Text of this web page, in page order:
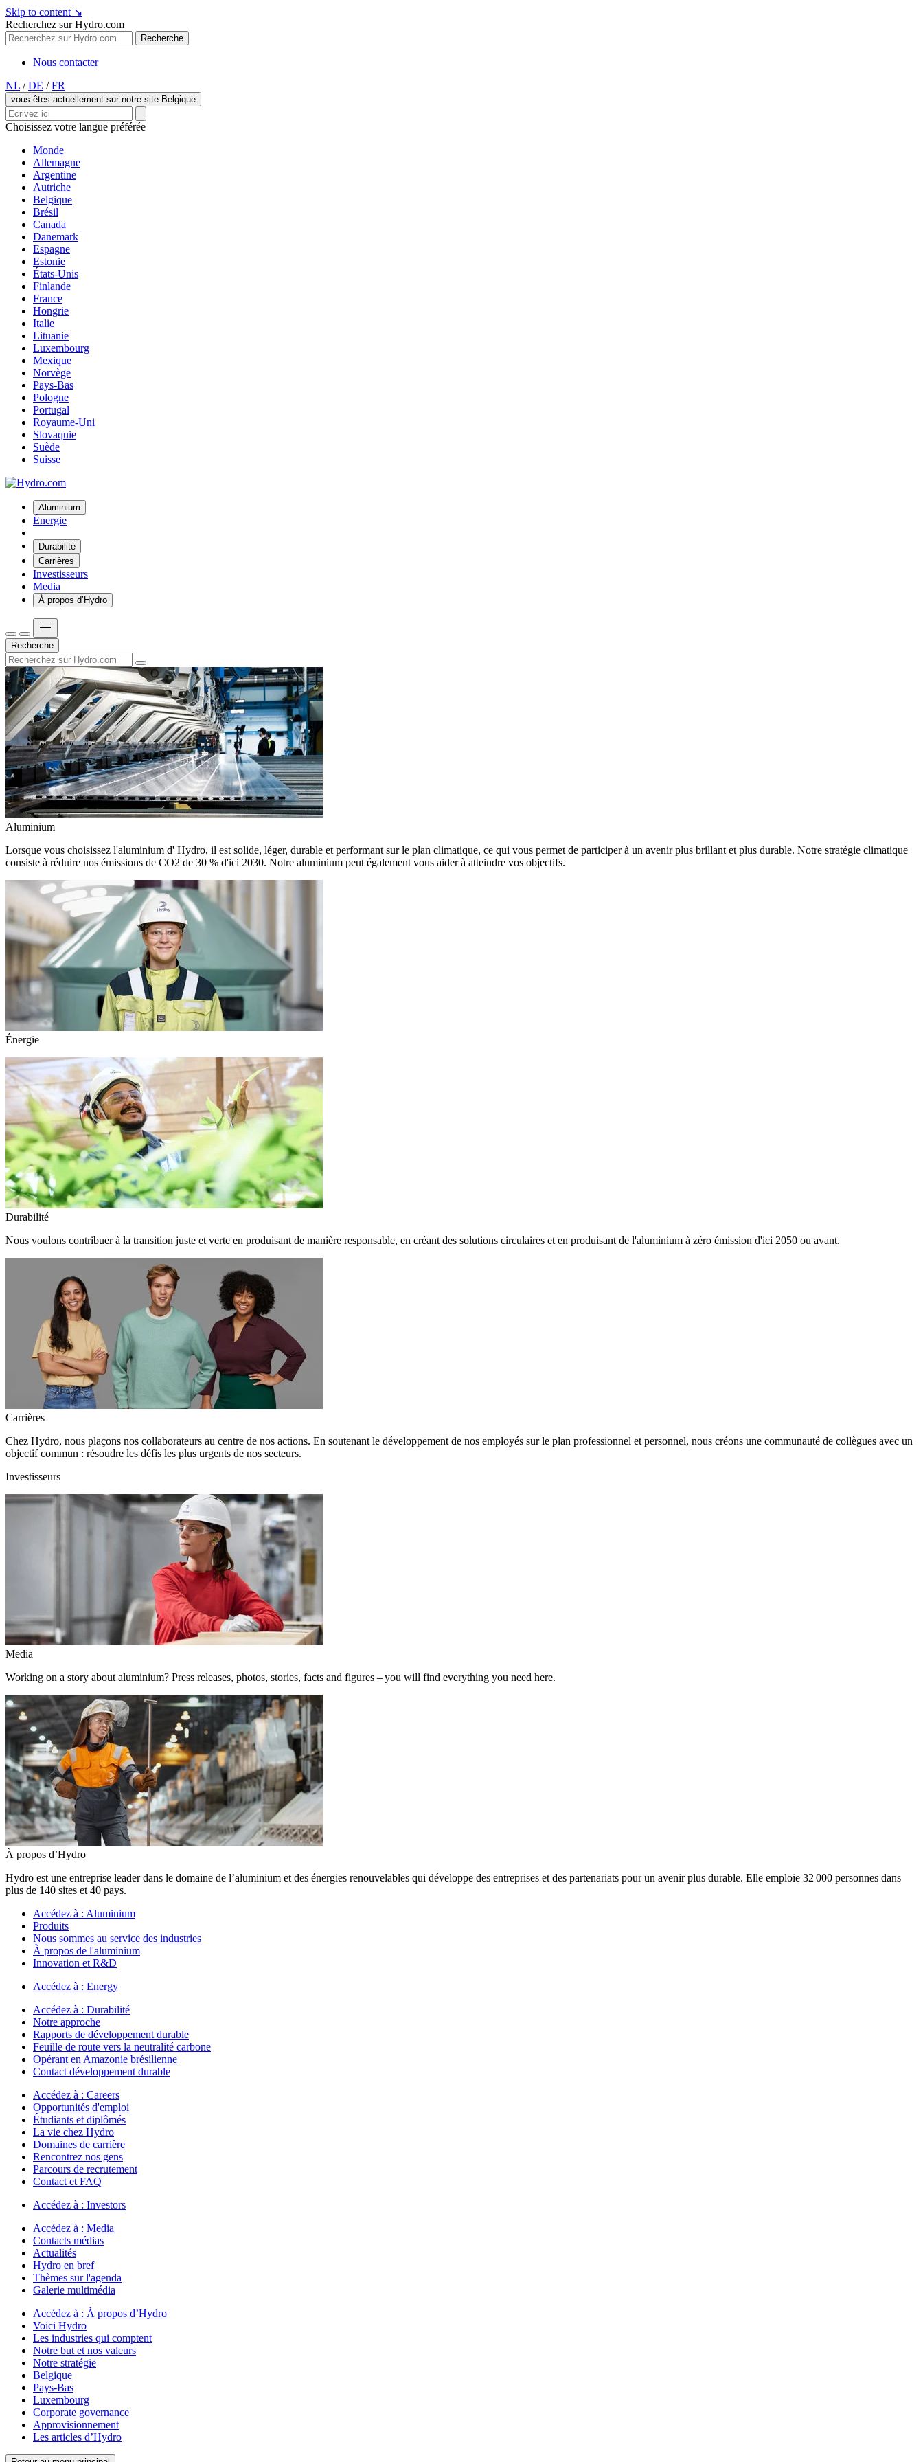
Skip to content ↘
Recherchez sur Hydro.com
Recherche
Nous contacter
NL / DE / FR
vous êtes actuellement sur notre site Belgique
Choisissez votre langue préférée
Monde
Allemagne
Argentine
Autriche
Belgique
Brésil
Canada
Danemark
Espagne
Estonie
États-Unis
Finlande
France
Hongrie
Italie
Lituanie
Luxembourg
Mexique
Norvège
Pays-Bas
Pologne
Portugal
Royaume-Uni
Slovaquie
Suède
Suisse
Aluminium
Énergie
Durabilité
Carrières
Investisseurs
Media
À propos d’Hydro
Recherche
Aluminium
Lorsque vous choisissez l'aluminium d' Hydro, il est solide, léger, durable et performant sur le plan climatique, ce qui vous permet de participer à un avenir plus brillant et plus durable. Notre stratégie climatique
consiste à réduire nos émissions de CO2 de 30 % d'ici 2030. Notre aluminium peut également vous aider à atteindre vos objectifs.
Énergie
Durabilité
Nous voulons contribuer à la transition juste et verte en produisant de manière responsable, en créant des solutions circulaires et en produisant de l'aluminium à zéro émission d'ici 2050 ou avant.
Carrières
Chez Hydro, nous plaçons nos collaborateurs au centre de nos actions. En soutenant le développement de nos employés sur le plan professionnel et personnel, nous créons une communauté de collègues avec un
objectif commun : résoudre les défis les plus urgents de nos secteurs.
Investisseurs
Media
Working on a story about aluminium? Press releases, photos, stories, facts and figures – you will find everything you need here.
À propos d’Hydro
Hydro est une entreprise leader dans le domaine de l’aluminium et des énergies renouvelables qui développe des entreprises et des partenariats pour un avenir plus durable. Elle emploie 32 000 personnes dans
plus de 140 sites et 40 pays.
Accédez à : Aluminium
Produits
Nous sommes au service des industries
À propos de l'aluminium
Innovation et R&D
Accédez à : Energy
Accédez à : Durabilité
Notre approche
Rapports de développement durable
Feuille de route vers la neutralité carbone
Opérant en Amazonie brésilienne
Contact développement durable
Accédez à : Careers
Opportunités d'emploi
Étudiants et diplômés
La vie chez Hydro
Domaines de carrière
Rencontrez nos gens
Parcours de recrutement
Contact et FAQ
Accédez à : Investors
Accédez à : Media
Contacts médias
Actualités
Hydro en bref
Thèmes sur l'agenda
Galerie multimédia
Accédez à : À propos d’Hydro
Voici Hydro
Les industries qui comptent
Notre but et nos valeurs
Notre stratégie
Belgique
Pays-Bas
Luxembourg
Corporate governance
Approvisionnement
Les articles d’Hydro